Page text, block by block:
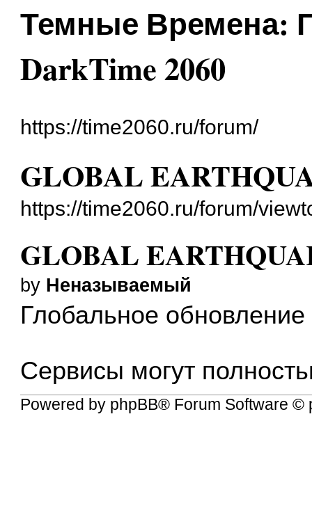
Темные Времена:
DarkTime 2060
https://time2060.ru/forum/
GLOBAL
https://time2060.ru/forum/
GLOBAL
by Неназываемый
Глобальное
Сервисы могут
Powered by phpBB® Forum Software ©